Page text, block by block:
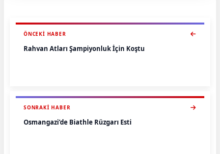
ÖNCEKI HABER
Rahvan Atları Şampiyonluk İçin Koştu
SONRAKI HABER
Osmangazi’de Biathle Rüzgarı Esti